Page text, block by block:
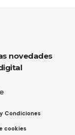
Condiciones
cookies